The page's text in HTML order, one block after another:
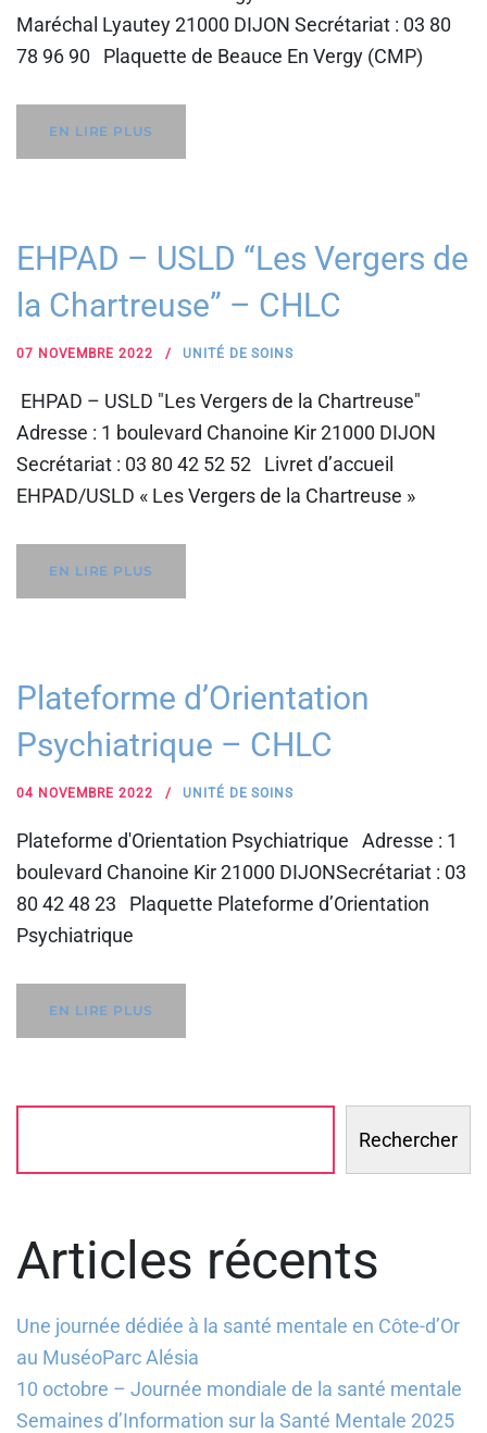
Maréchal Lyautey 21000 DIJON Secrétariat : 03 80
78 96 90 Plaquette de Beauce En Vergy (CMP)
EN LIRE PLUS
EHPAD – USLD “Les Vergers de
la Chartreuse” – CHLC
07 NOVEMBRE 2022 UNITÉ DE SOINS
EHPAD – USLD "Les Vergers de la Chartreuse"
Adresse : 1 boulevard Chanoine Kir 21000 DIJON
Secrétariat : 03 80 42 52 52 Livret d’accueil
EHPAD/USLD « Les Vergers de la Chartreuse »
EN LIRE PLUS
Plateforme d’Orientation
Psychiatrique – CHLC
04 NOVEMBRE 2022 UNITÉ DE SOINS
Plateforme d'Orientation Psychiatrique Adresse : 1
boulevard Chanoine Kir 21000 DIJONSecrétariat : 03
80 42 48 23 Plaquette Plateforme d’Orientation
Psychiatrique
EN LIRE PLUS
Rechercher
Articles récents
Une journée dédiée à la santé mentale en Côte-d’Or
au MuséoParc Alésia
10 octobre – Journée mondiale de la santé mentale
Semaines d’Information sur la Santé Mentale 2025